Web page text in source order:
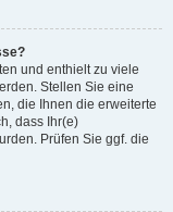
und enthielt zu viele
Stellen Sie eine
die Ihnen die erweiterte
dass Ihr(e)
Prüfen Sie ggf. die